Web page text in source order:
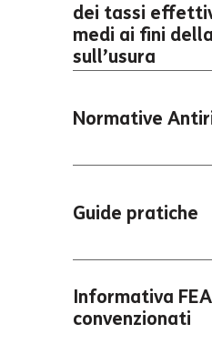
dei tassi
medi ai fini
sull’usura
Normative
Guide pratiche
Informativa
convenzionati